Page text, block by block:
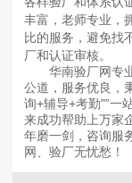
丰富，老师专业，
比的服务，避免找
厂和认证审核。
华南验厂网专
公道，服务优良，
询+辅导+考勤"”一
来成功帮助上万家
年磨一剑，咨询服
网、验厂无忧愁！